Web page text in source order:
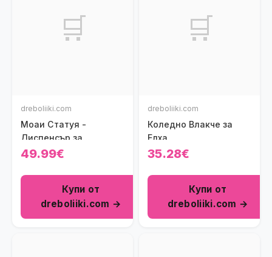
🛒
dreboliiki.com
Моаи Статуя -
Диспенсър за
Кърпички
49.99€
Купи от
dreboliiki.com →
🛒
dreboliiki.com
Коледно Влакче за
Елха
35.28€
Купи от
dreboliiki.com →